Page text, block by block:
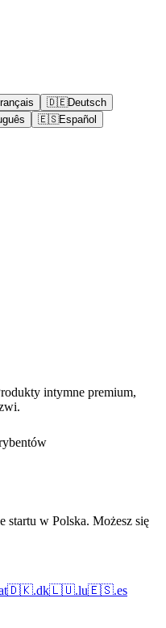
🇩🇪Deutsch
🇪🇸Español
intymne premium,
startu w Polska. Możesz się
🇩🇰.dk🇱🇺.lu🇪🇸.es